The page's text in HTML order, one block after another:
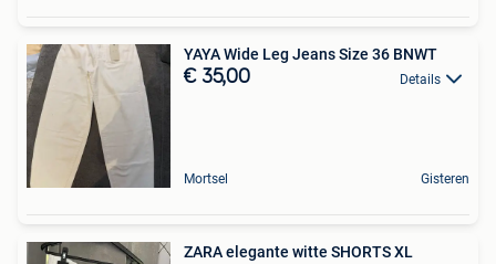
YAYA Wide Leg Jeans Size 36 BNWT
€ 35,00 Details
Mortsel Gisteren
ZARA elegante witte SHORTS XL